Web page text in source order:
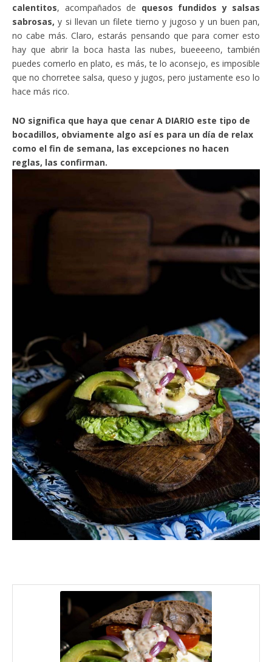
calentitos, acompañados de quesos fundidos y salsas
sabrosas, y si llevan un filete tierno y jugoso y un buen pan,
no cabe más. Claro, estarás pensando que para comer esto
hay que abrir la boca hasta las nubes, bueeeeno, también
puedes comerlo en plato, es más, te lo aconsejo, es imposible
que no chorretee salsa, queso y jugos, pero justamente eso lo
hace más rico.
NO significa que haya que cenar A DIARIO este tipo de
bocadillos, obviamente algo así es para un día de relax
como el fin de semana, las excepciones no hacen
reglas, las confirman.